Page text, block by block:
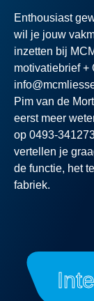
Enthousiast
wil je jouw
inzetten bij
motivatiebrief +
Pim van de
eerst meer
op 0493-
vertellen je
de functie, het
fabriek.